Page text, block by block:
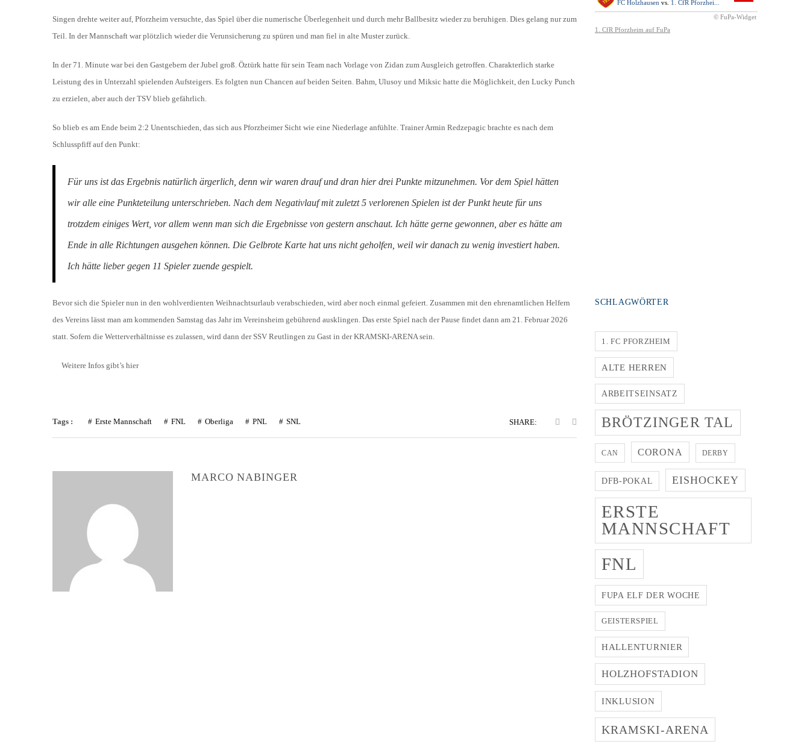
Singen drehte weiter auf, Pforzheim versuchte, das Spiel über die numerische Überlegenheit und durch mehr Ballbesitz wieder zu beruhigen. Dies gelang nur zum
Teil. In der Mannschaft war plötzlich wieder die Verunsicherung zu spüren und man fiel in alte Muster zurück.
In der 71. Minute war bei den Gastgebern der Jubel groß. Öztürk hatte für sein Team nach Vorlage von Zidan zum Ausgleich getroffen. Charakterlich starke
Leistung des in Unterzahl spielenden Aufsteigers. Es folgten nun Chancen auf beiden Seiten. Bahm, Ulusoy und Miksic hatte die Möglichkeit, den Lucky Punch
zu erzielen, aber auch der TSV blieb gefährlich.
So blieb es am Ende beim 2:2 Unentschieden, das sich aus Pforzheimer Sicht wie eine Niederlage anfühlte. Trainer Armin Redzepagic brachte es nach dem
Schlusspfiff auf den Punkt:
Für uns ist das Ergebnis natürlich ärgerlich, denn wir waren drauf und dran hier drei Punkte mitzunehmen. Vor dem Spiel hätten
wir alle eine Punkteteilung unterschrieben. Nach dem Negativlauf mit zuletzt 5 verlorenen Spielen ist der Punkt heute für uns
trotzdem einiges Wert, vor allem wenn man sich die Ergebnisse von gestern anschaut. Ich hätte gerne gewonnen, aber es hätte am
Ende in alle Richtungen ausgehen können. Die Gelbrote Karte hat uns nicht geholfen, weil wir danach zu wenig investiert haben.
Ich hätte lieber gegen 11 Spieler zuende gespielt.
Bevor sich die Spieler nun in den wohlverdienten Weihnachtsurlaub verabschieden, wird aber noch einmal gefeiert. Zusammen mit den ehrenamtlichen Helfern
des Vereins lässt man am kommenden Samstag das Jahr im Vereinsheim gebührend ausklingen. Das erste Spiel nach der Pause findet dann am 21. Februar 2026
statt. Sofern die Wetterverhältnisse es zulassen, wird dann der SSV Reutlingen zu Gast in der KRAMSKI-ARENA sein.
Weitere Infos gibt’s hier
Tags : Erste Mannschaft FNL Oberliga PNL SNL SHARE:
MARCO NABINGER
SCHLAGWÖRTER
1. FC PFORZHEIM
ALTE HERREN
ARBEITSEINSATZ
BRÖTZINGER TAL
CAN CORONA DERBY
DFB-POKAL EISHOCKEY
ERSTE
MANNSCHAFT
FNL
FUPA ELF DER WOCHE
GEISTERSPIEL
HALLENTURNIER
HOLZHOFSTADION
INKLUSION
KRAMSKI-ARENA